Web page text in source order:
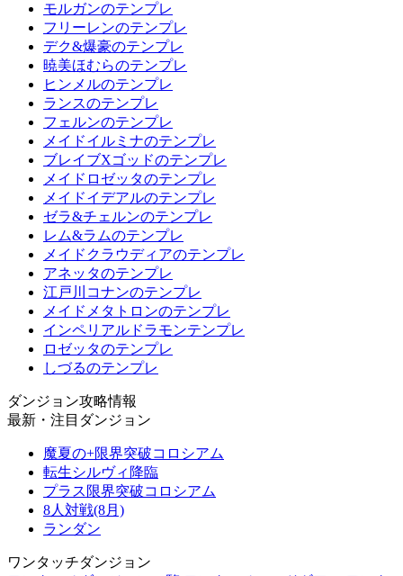
モルガンのテンプレ
フリーレンのテンプレ
デク&爆豪のテンプレ
暁美ほむらのテンプレ
ヒンメルのテンプレ
ランスのテンプレ
フェルンのテンプレ
メイドイルミナのテンプレ
ブレイブXゴッドのテンプレ
メイドロゼッタのテンプレ
メイドイデアルのテンプレ
ゼラ&チェルンのテンプレ
レム&ラムのテンプレ
メイドクラウディアのテンプレ
アネッタのテンプレ
江戸川コナンのテンプレ
メイドメタトロンのテンプレ
インペリアルドラモンテンプレ
ロゼッタのテンプレ
しづるのテンプレ
ダンジョン攻略情報
最新・注目ダンジョン
魔夏の+限界突破コロシアム
転生シルヴィ降臨
プラス限界突破コロシアム
8人対戦(8月)
ランダン
ワンタッチダンジョン